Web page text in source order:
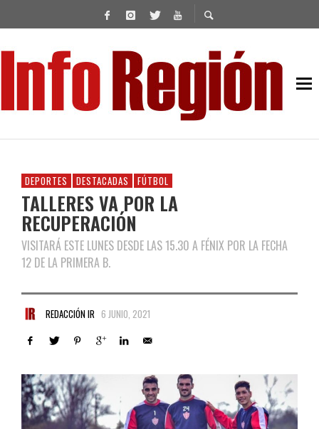
DEPORTES DESTACADAS FÚTBOL
TALLERES VA POR LA
RECUPERACIÓN
VISITARÁ ESTE LUNES DESDE LAS 15.30 A FÉNIX POR LA FECHA
12 DE LA PRIMERA B.
REDACCIÓN IR 6 JUNIO, 2021